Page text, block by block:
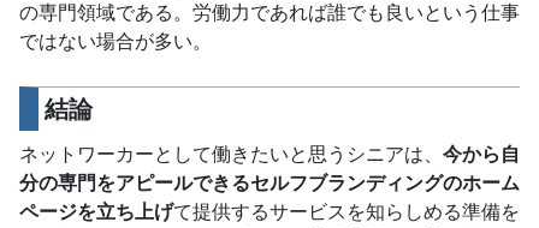
の専門領域である。労働力であれば誰でも良いという仕事
ではない場合が多い。
結論
ネットワーカーとして働きたいと思うシニアは、 今から自
分の専門をアピールできるセルフブランディングのホーム
ページを立ち上げて提供するサービスを知らしめる準備を